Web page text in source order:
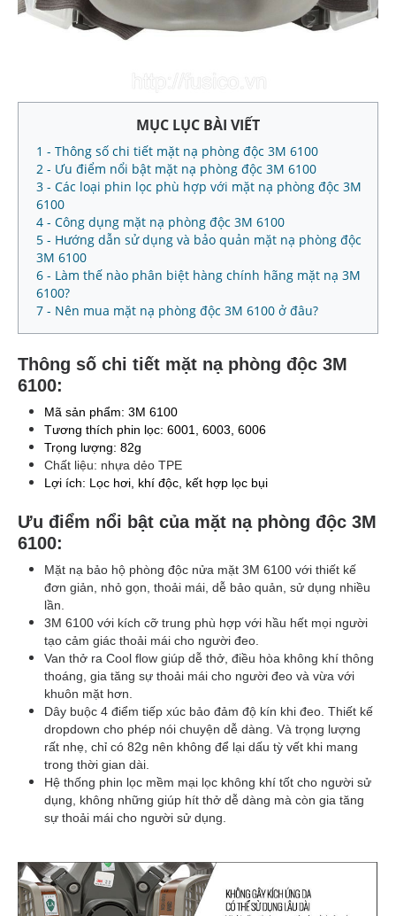
MỤC LỤC BÀI VIẾT
1 - Thông số chi tiết mặt nạ phòng độc 3M 6100
2 - Ưu điểm nổi bật mặt nạ phòng độc 3M 6100
3 - Các loại phin lọc phù hợp với mặt nạ phòng độc 3M
6100
4 - Công dụng mặt nạ phòng độc 3M 6100
5 - Hướng dẫn sử dụng và bảo quản mặt nạ phòng độc
3M 6100
6 - Làm thế nào phân biệt hàng chính hãng mặt nạ 3M
6100?
7 - Nên mua mặt nạ phòng độc 3M 6100 ở đâu?
Thông số chi tiết mặt nạ phòng độc 3M
6100:
Mã sản phẩm: 3M 6100
Tương thích phin lọc: 6001, 6003, 6006
Trọng lượng: 82g
Chất liệu: nhựa dẻo TPE
Lợi ích: Lọc hơi, khí độc, kết hợp lọc bụi
Ưu điểm nổi bật của mặt nạ phòng độc 3M
6100:
Mặt nạ bảo hộ phòng độc nửa mặt 3M 6100 với thiết kế
đơn giản, nhỏ gọn, thoải mái, dễ bảo quản, sử dụng nhiều
lần.
3M 6100 với kích cỡ trung phù hợp với hầu hết mọi người
tạo cảm giác thoải mái cho người đeo.
Van thở ra Cool flow giúp dễ thở, điều hòa không khí thông
thoáng, gia tăng sự thoải mái cho người đeo và vừa với
khuôn mặt hơn.
Dây buộc 4 điểm tiếp xúc bảo đảm độ kín khi đeo. Thiết kế
dropdown cho phép nói chuyện dễ dàng. Và trọng lượng
rất nhẹ, chỉ có 82g nên không để lại dấu tỳ vết khi mang
trong thời gian dài.
Hệ thống phin lọc mềm mại lọc không khí tốt cho người sử
dụng, không những giúp hít thở dễ dàng mà còn gia tăng
sự thoải mái cho người sử dụng.